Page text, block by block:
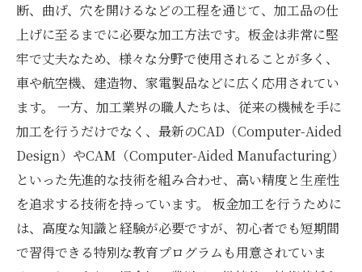
断、曲げ、穴を開けるなどの工程を通じて、加工品の仕
上げに至るまでに必要な加工方法です。板金は非常に堅
牢で丈夫なため、様々な分野で使用されることが多く、
車や航空機、建造物、家電製品などに広く応用されてい
ます。 一方、加工業界の職人たちは、従来の機械を手に
加工を行うだけでなく、最新のCAD（Computer-Aided
Design）やCAM（Computer-Aided Manufacturing）
といった先進的な技術を組み合わせ、高い精度と生産性
を追求する技術を持っています。 板金加工を行うために
は、高度な知識と経験が必要ですが、初心者でも短期間
で習得できる特別な教育プログラムも用意されていま